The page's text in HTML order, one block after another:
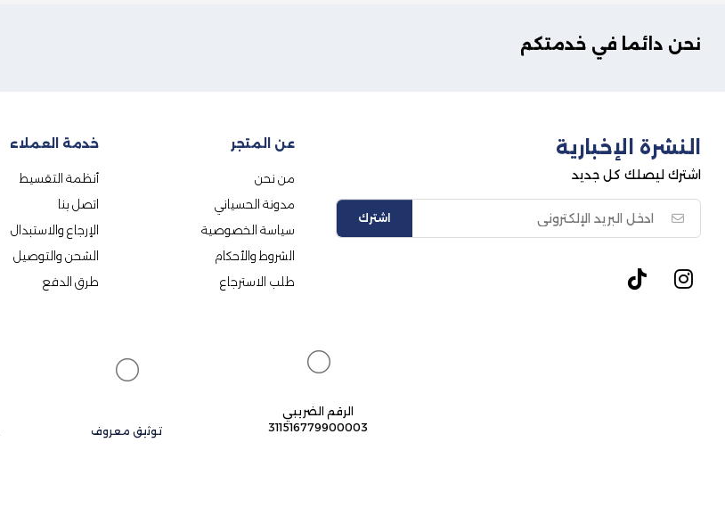
نحن دائما في خدمتكم
النشرة الإخبارية
اشترك ليصلك كل جديد
اشترك
عن المتجر
من نحن
مدونة الحسياني
سياسة الخصوصية
الشروط والأحكام
طلب الاسترجاع
خدمة العملاء
أنظمة التقسيط
اتصل بنا
الإرجاع والاستبدال
الشحن والتوصيل
طرق الدفع
الرقم الضريبي
311516779900003
توثيق معروف